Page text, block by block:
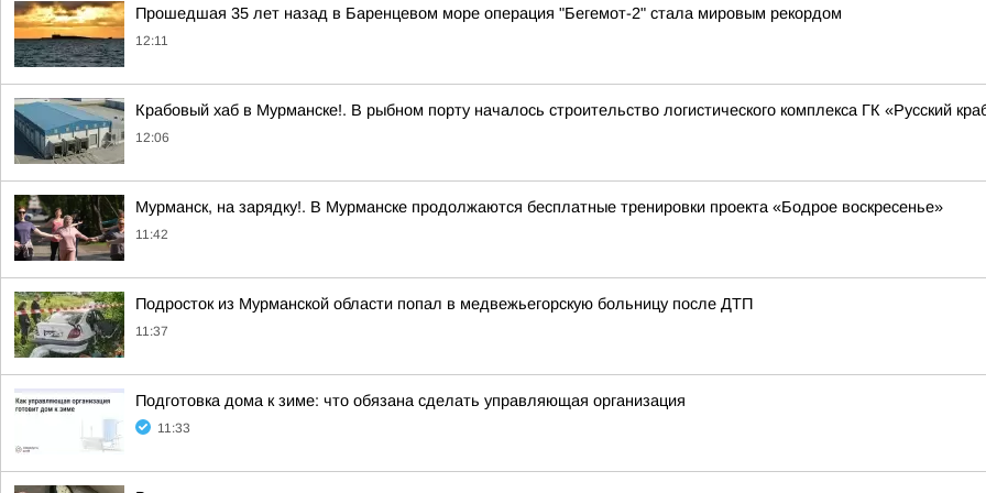
Прошедшая 35 лет назад в Баренцевом море операция "Бегемот-2" стала мировым рекордом
12:11
Крабовый хаб в Мурманске!. В рыбном порту началось строительство логистического комплекса ГК «Русский
12:06
Мурманск, на зарядку!. В Мурманске продолжаются бесплатные тренировки проекта «Бодрое воскресенье»
11:42
Подросток из Мурманской области попал в медвежьегорскую больницу после ДТП
11:37
Подготовка дома к зиме: что обязана сделать управляющая организация
11:33